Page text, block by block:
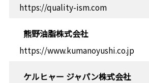
https://quality-ism.com
熊野油脂株式会社
https://www.kumanoyushi.co.jp
ケルヒャー ジャパン株式会社